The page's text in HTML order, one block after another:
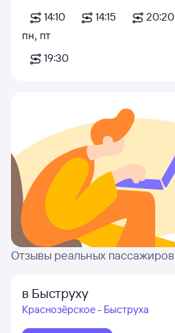
14:10
14:15 20:20
пн, пт
19:30
Отзывы реальных пассажиров
в Быструху
Краснозёрское - Быструха